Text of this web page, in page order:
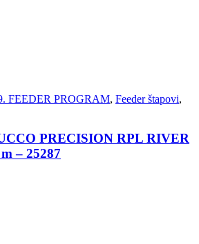
FEEDER PROGRAM, Feeder štapovi,
PRECISION RPL RIVER
– 25287